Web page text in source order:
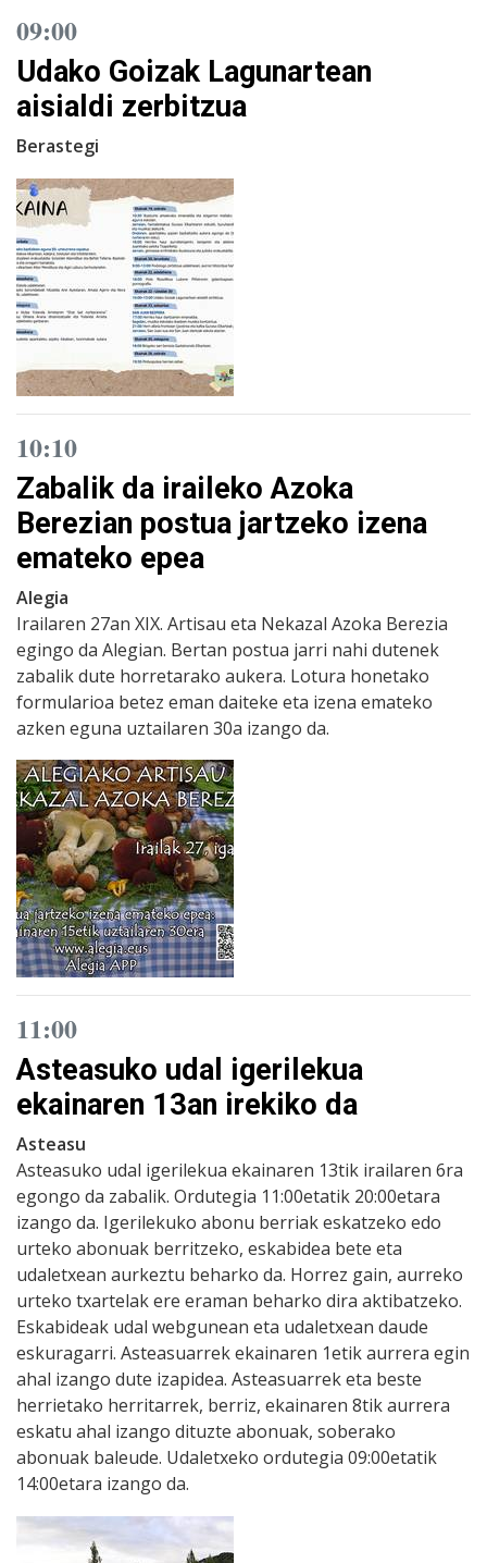
09:00
Udako Goizak Lagunartean
aisialdi zerbitzua
Berastegi
10:10
Zabalik da iraileko Azoka
Berezian postua jartzeko izena
emateko epea
Alegia
Irailaren 27an XIX. Artisau eta Nekazal Azoka Berezia
egingo da Alegian. Bertan postua jarri nahi dutenek
zabalik dute horretarako aukera. Lotura honetako
formularioa betez eman daiteke eta izena emateko
azken eguna uztailaren 30a izango da.
11:00
Asteasuko udal igerilekua
ekainaren 13an irekiko da
Asteasu
Asteasuko udal igerilekua ekainaren 13tik irailaren 6ra
egongo da zabalik. Ordutegia 11:00etatik 20:00etara
izango da. Igerilekuko abonu berriak eskatzeko edo
urteko abonuak berritzeko, eskabidea bete eta
udaletxean aurkeztu beharko da. Horrez gain, aurreko
urteko txartelak ere eraman beharko dira aktibatzeko.
Eskabideak udal webgunean eta udaletxean daude
eskuragarri. Asteasuarrek ekainaren 1etik aurrera egin
ahal izango dute izapidea. Asteasuarrek eta beste
herrietako herritarrek, berriz, ekainaren 8tik aurrera
eskatu ahal izango dituzte abonuak, soberako
abonuak baleude. Udaletxeko ordutegia 09:00etatik
14:00etara izango da.